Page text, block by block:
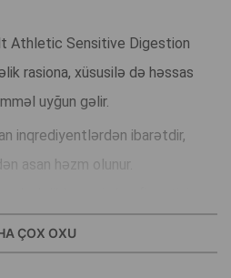
Athletic Sensitive Digestion
rasiona, xüsusilə də həssas
uyğun gəlir.
inqrediyentlərdən ibarətdir,
asan həzm olunur.
kömək edə bilər.
ÇOX OXU